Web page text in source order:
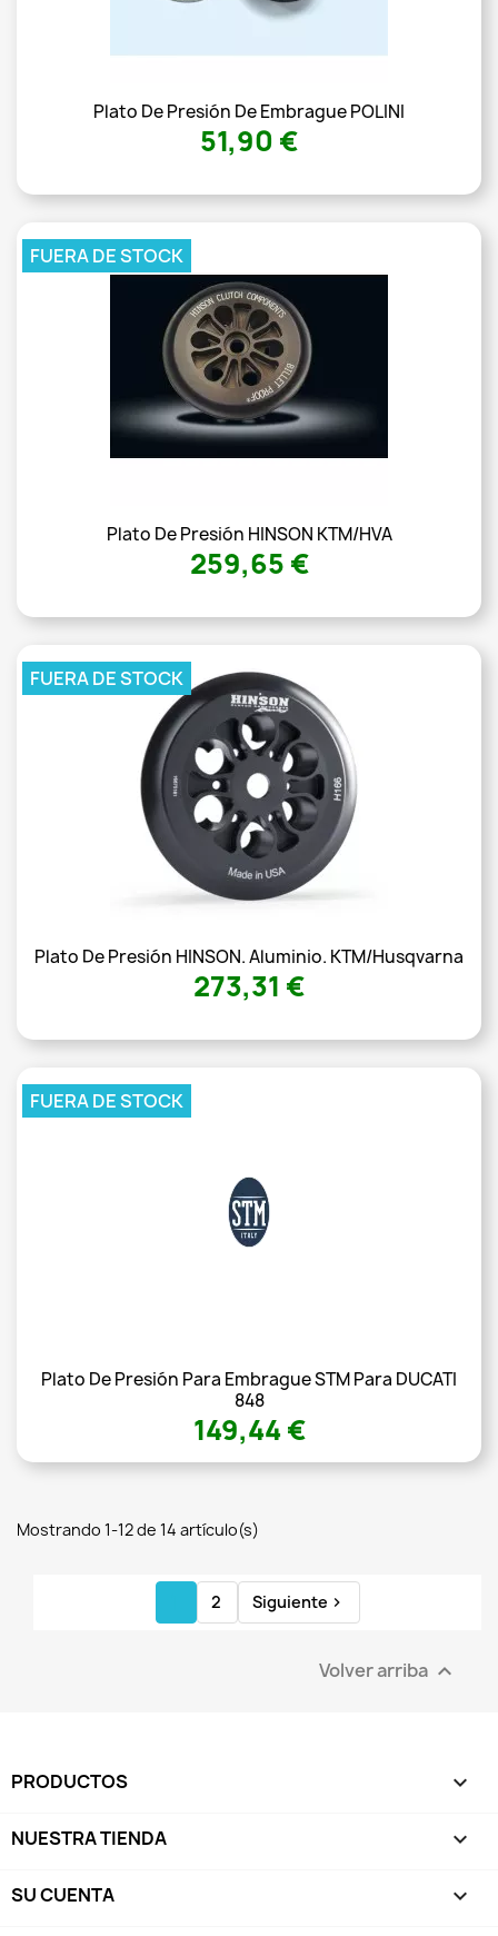
Plato De Presión De Embrague POLINI
51,90 €
Plato De Presión HINSON KTM/HVA
259,65 €
FUERA DE STOCK
Plato De Presión HINSON. Aluminio. KTM/Husqvarna
273,31 €
FUERA DE STOCK
Plato De Presión Para Embrague STM Para DUCATI
848
149,44 €
FUERA DE STOCK
Mostrando 1-12 de 14 artículo(s)
2 Siguiente 
Volver arriba 
PRODUCTOS 
NUESTRA TIENDA 
SU CUENTA 